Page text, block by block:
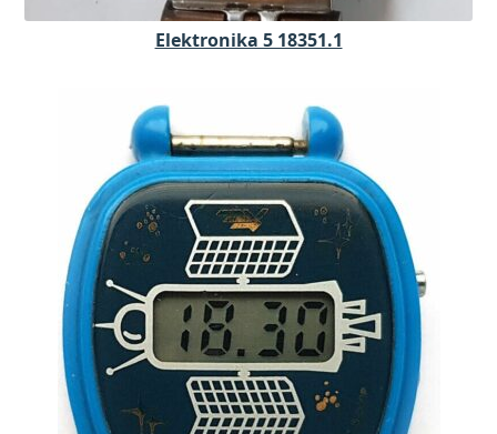
Elektronika 5 18351.1